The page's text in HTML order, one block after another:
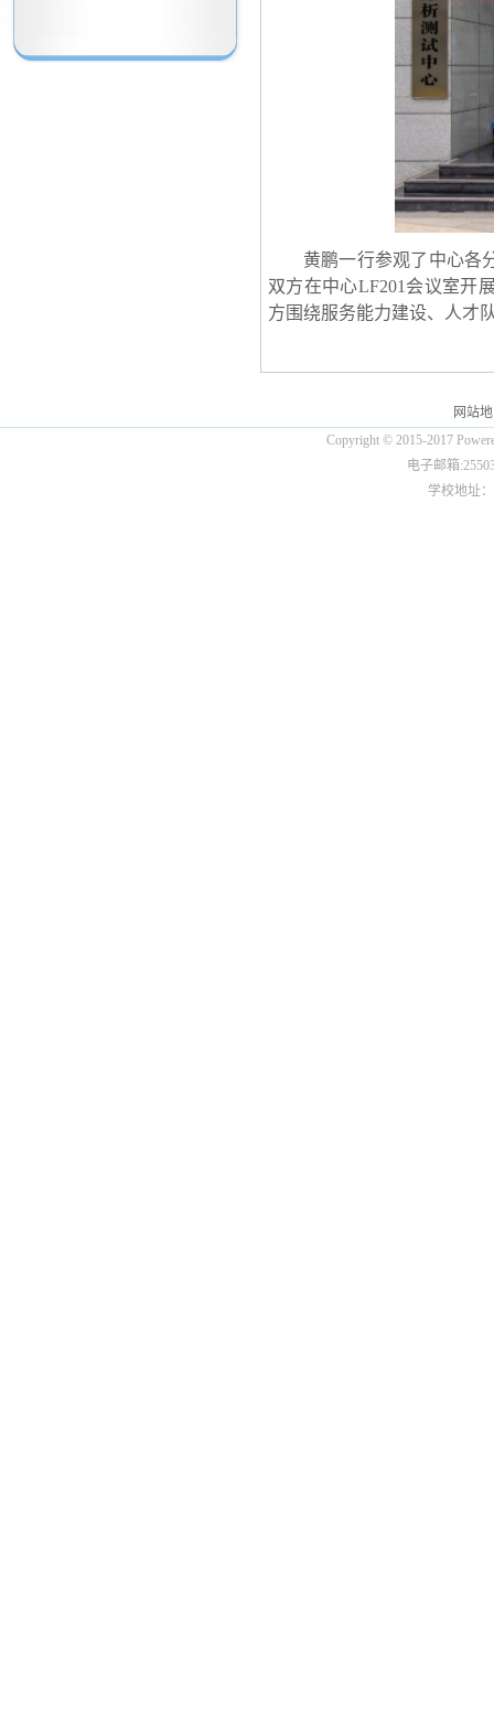
黄鹏一行参观了中心各
双方在中心LF201会议室开
方 围绕服务能力建设、人才
网站
Copyright © 2015-2017
电子邮箱
学校地址